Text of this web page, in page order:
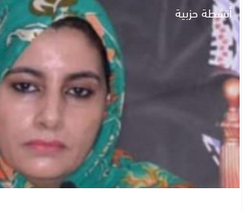
أنشطة حزبية